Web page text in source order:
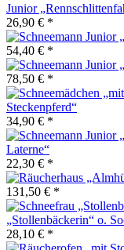
Junior
26,90 € *
54,40 € *
78,50 € *
Steckenpferd“
34,90 € *
Laterne“
22,30 € *
131,50 € *
„Stollenbäckerin“ o.
28,10 € *